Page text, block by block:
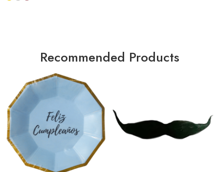
Tornasol 1
Tornasol 2
Recommended Products